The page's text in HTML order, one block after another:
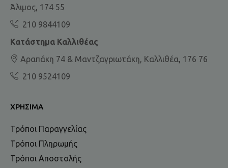
Άλιμος, 174 55
210 9844109
Κατάστημα Καλλιθέας
Αραπάκη 74 & Μαντζαγριωτάκη, Καλλιθέα, 176 76
210 9524109
ΧΡΉΣΙΜΑ
Τρόποι Παραγγελίας
Τρόποι Πληρωμής
Τρόποι Αποστολής